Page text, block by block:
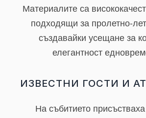
Материалите са
подходящи за пролетно-
създавайки усещане за
елегантност
ИЗВЕСТНИ ГОСТИ И
На събитието